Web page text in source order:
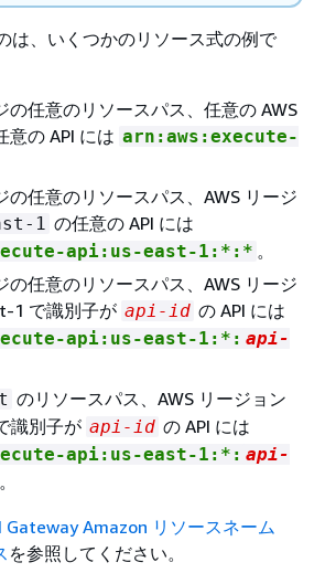
は、いくつかのリソース式の例で
の任意のリソースパス、任意の AWS
意の API には arn:aws:execute-
の任意のリソースパス、AWS リージ
1 の任意の API には
api:us-east-1:*:* 。
の任意のリソースパス、AWS リージ
1 で識別子が api-id の API には
api:us-east-1:*: api-
のリソースパス、AWS リージョン
識別子が api-id の API には
api:us-east-1:*: api-
。
Gateway Amazon リソースネーム
を参照してください。